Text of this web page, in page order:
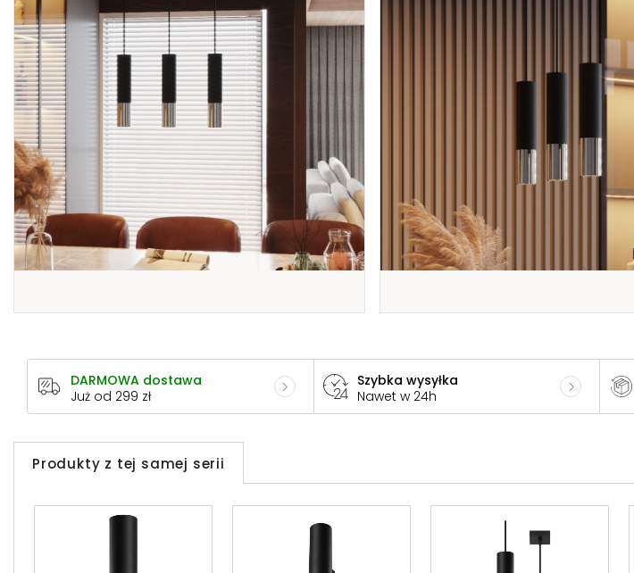
DARMOWA dostawa
Już od 299 zł
Szybka wysyłka
Nawet w 24h
Produkty z tej samej serii